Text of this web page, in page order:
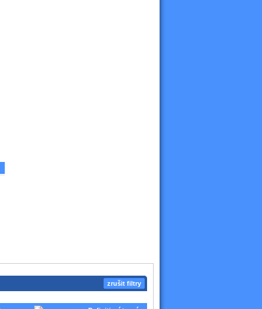
zrušit filtry